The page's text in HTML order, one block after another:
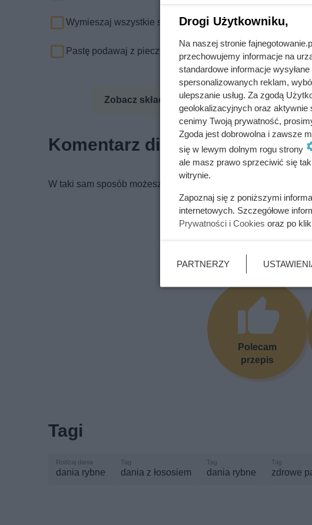
Wymieszaj wszystkie składniki, dodaj sok z cytryny i
Pastę podawaj z pieczywem.
Zobacz składniki odżywcze Zobacz
Komentarz dietetyka
W taki sam sposób możesz przygotować pastę z dowolnego
Podoba Ci się
Polecam
przepis
Tagi
dania rybne dania z łososiem dania rybne zdrowe
Drogi Użytkowniku,
Na naszej stronie
przechowujemy informacje na
standardowe informacje
spersonalizowanych reklam,
ulepszanie usług. Za zgodą
geolokalizacyjnych oraz
cenimy Twoją prywatność,
Zgoda jest dobrowolna i zawsze
się w lewym dolnym rogu strony
ale masz prawo sprzeciwić się
witrynie.
Zapoznaj się z poniższymi
internetowych. Szczegółowe
Prywatności i Cookies oraz po
PARTNERZY